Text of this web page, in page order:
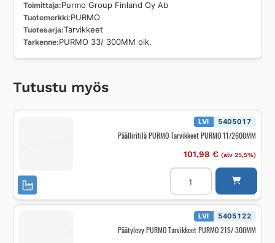
Toimittaja Purmo Group Finland Oy Ab
Tuotemerkki PURMO
Tuotesarja Tarvikkeet
Tarkenne PURMO 33/ 300MM oik.
Tutustu myös
LVI 5405017
Päälliritilä PURMO Tarvikkeet PURMO 11/2600MM
101,98 € (alv 25,5%)
Päälliritilä
PURMO
Tarvikkeet
PURMO
11/2600MM
määrä LVI 5405122
Päätylevy PURMO Tarvikkeet PURMO 21S/ 300MM